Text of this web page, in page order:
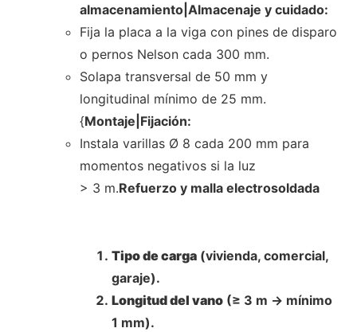
almacenamiento|Almacenaje y cuidado:
Fija la placa a la viga con pines de disparo
o pernos Nelson cada 300 mm.
Solapa transversal de 50 mm y
longitudinal mínimo de 25 mm.
{Montaje|Fijación:
Instala varillas Ø 8 cada 200 mm para
momentos negativos si la luz
> 3 m.Refuerzo y malla electrosoldada
Tipo de carga (vivienda, comercial,
garaje).
Longitud del vano (≥ 3 m → mínimo
1 mm).